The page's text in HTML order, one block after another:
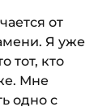
от
Я уже
тот, кто
Мне
одно с